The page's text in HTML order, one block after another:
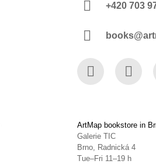
+420 703
ArtMap bookstore in
Galerie TIC
Brno, Radnická 4
Tue–Fri 11–19 h